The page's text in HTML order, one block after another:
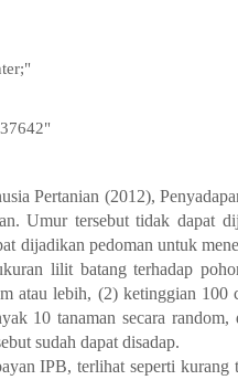
Pertanian (2012),
Umur tersebut tidak dapat
dijadikan pedoman untuk
lilit batang terhadap
atau lebih, (2) ketinggian 100
10 tanaman secara random,
sudah dapat disadap.
IPB, terlihat seperti kurang